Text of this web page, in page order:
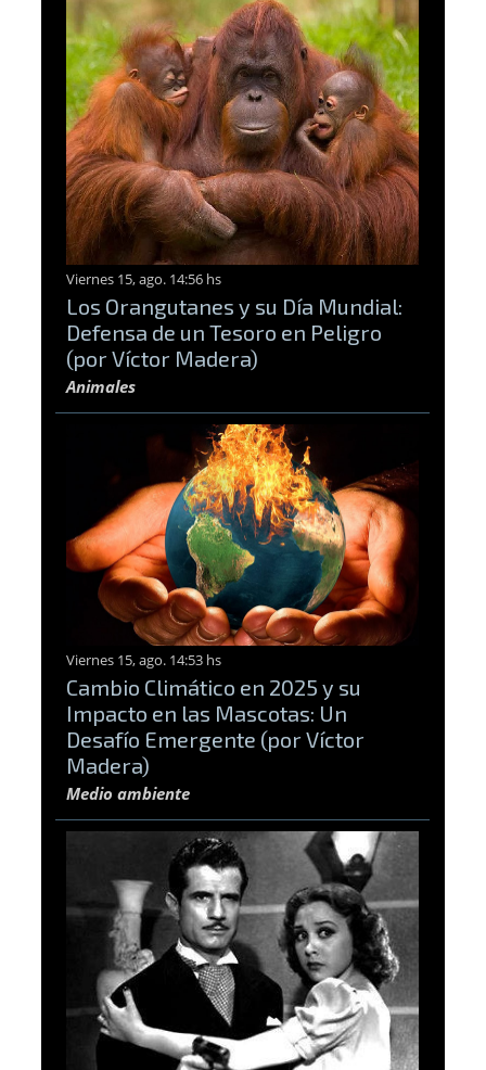
Viernes 15, ago. 14:56 hs
Los Orangutanes y su Día Mundial:
Defensa de un Tesoro en Peligro
(por Víctor Madera)
Animales
Viernes 15, ago. 14:53 hs
Cambio Climático en 2025 y su
Impacto en las Mascotas: Un
Desafío Emergente (por Víctor
Madera)
Medio ambiente